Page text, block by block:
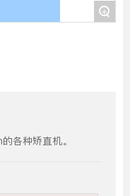
+
各种矫直机。